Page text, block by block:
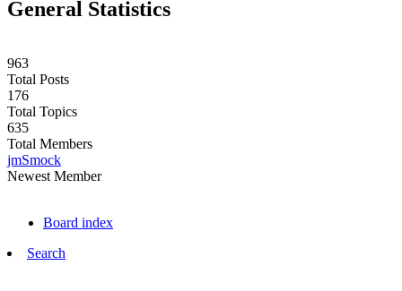
General Statistics
963
Total Posts
176
Total Topics
635
Total Members
jmSmock
Newest Member
Board index
Search